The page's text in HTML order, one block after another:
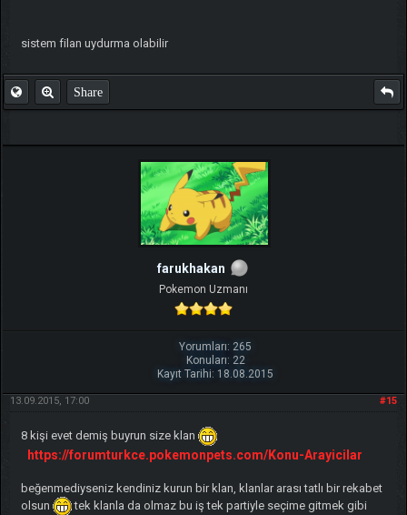
sistem filan uydurma olabilir
Share
farukhakan
Pokemon Uzmanı
Yorumları: 265
Konuları: 22
Kayıt Tarihi: 18.08.2015
#15
13.09.2015, 17:00
8 kişi evet demiş buyrun size klan
https://forumturkce.pokemonpets.com/Konu-Arayicilar
beğenmediyseniz kendiniz kurun bir klan, klanlar arası tatlı bir rekabet
olsun
tek klanla da olmaz bu iş tek partiyle seçime gitmek gibi